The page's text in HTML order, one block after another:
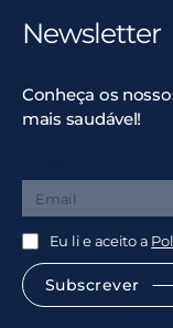
Newsletter
Conheça os
mais saudável!
Eu li e aceito a
Subscrever